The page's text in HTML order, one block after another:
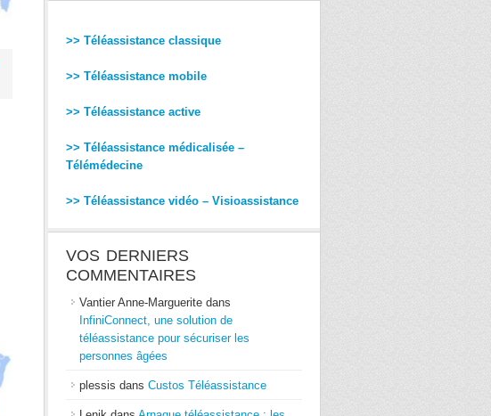
>> Téléassistance classique
>> Téléassistance mobile
>> Téléassistance active
>> Téléassistance médicalisée –
Télémédecine
>> Téléassistance vidéo – Visioassistance
VOS DERNIERS
COMMENTAIRES
Vantier Anne-Marguerite dans
InfiniConnect, une solution de
téléassistance pour sécuriser les
personnes âgées
plessis dans Custos Téléassistance